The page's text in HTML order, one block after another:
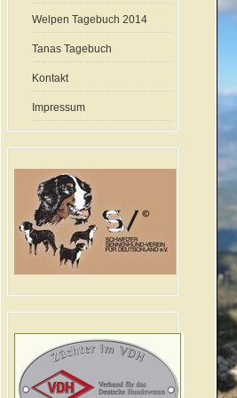
Welpen Tagebuch 2014
Tanas Tagebuch
Kontakt
Impressum